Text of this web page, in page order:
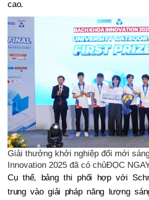
cao.
Giải thưởng khởi nghiệp đổi mới
Innovation 2025 đã có chủĐỌC
Cụ thể, bảng thi phối hợp với
trung vào giải pháp năng lượng